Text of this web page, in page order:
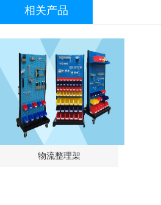
相关产品
物流整理架